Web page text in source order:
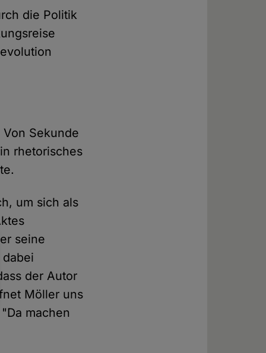
die Politik
Sekunde
rhetorisches
um sich als
seine
der Autor
Möller uns
machen